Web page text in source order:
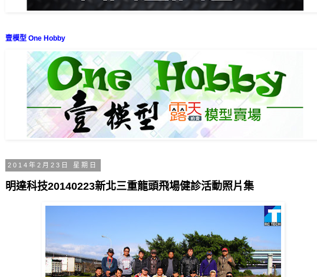
壹模型 One Hobby
2014年2月23日 星期日
明達科技20140223新北三重龍頭飛場健診活動照片集